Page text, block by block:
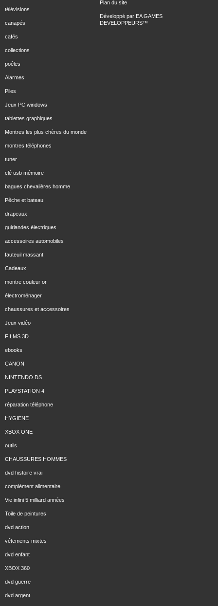
télévisions
canapés
cafés
collections
poêles
Alarmes
Piles
Jeux PC windows
tablettes graphiques
Montres les plus chères du monde
montres téléphones
tuner
clé usb mémoire
bagues chevalières homme
Pêche et bateau
drapeaux
guirlandes électriques
accessoires automobiles
fauteuil massant
Cadeaux
montre couleur or
électroménager
chaussures et accessoires
Jeux vidéo
FILMS 3D
ebooks
CANON
NINTENDO DS
PLAYSTATION 4
réparation téléphone
HYGIENE
XBOX ONE
outils
CHAUSSURES HOMMES
dvd histoire vrai
complément alimentaire
Vie infini 5 milliard années
Toile de peintures
dvd action
vêtements mixtes
dvd enfant
XBOX 360
dvd guerre
dvd argent
Plan du site
Développé par EA GAMES
DEVELOPPEURS™